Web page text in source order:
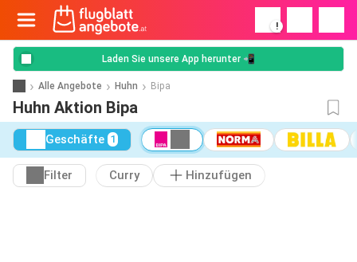
!
Laden Sie unsere App herunter 📲
Alle Angebote Huhn Bipa
Huhn Aktion Bipa
Geschäfte 1
Filter Curry Hinzufügen